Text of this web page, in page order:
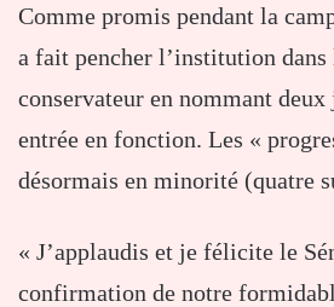
Comme promis pendant la
a fait pencher l’institution dans
conservateur en nommant deux
entrée en fonction. Les «
désormais en minorité (quatre
« J’applaudis et je félicite le
confirmation de notre